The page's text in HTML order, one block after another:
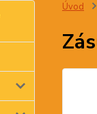
Úvod